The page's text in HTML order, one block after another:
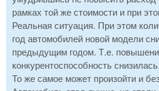
рамках той же стоимости и при
Реальная ситуация. При этом
год автомобилей новой модели
предыдущим годом. Т.е.
конкурентоспособность снизилась.
То же самое может произойти и